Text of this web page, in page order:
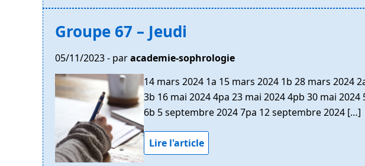
Groupe 67 – Jeudi
05/11/2023 - paracademie-sophrologie
14 mars 2024 1a 15 mars 2024 1b 28 mars 2024
3b 16 mai 2024 4pa 23 mai 2024 4pb 30 mai
6b 5 septembre 2024 7pa 12 septembre 2024 […]
Lire l'article